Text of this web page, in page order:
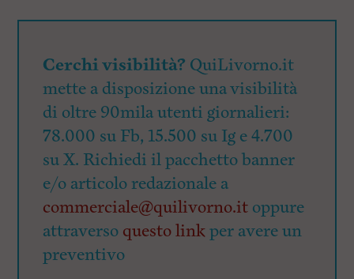
Cerchi visibilità? QuiLivorno.it
mette a disposizione una visibilità
di oltre 90mila utenti giornalieri:
78.000 su Fb, 15.500 su Ig e 4.700
su X. Richiedi il pacchetto banner
e/o articolo redazionale a
commerciale@quilivorno.it oppure
attraverso questo linkper avere un
preventivo